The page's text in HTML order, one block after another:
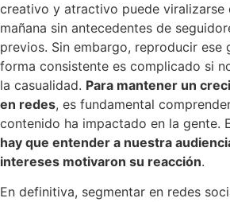
creativo y atractivo puede viralizarse
mañana sin antecedentes de
previos. Sin embargo, reproducir ese
forma consistente es complicado si
la casualidad. Para mantener un
en redes, es fundamental
contenido ha impactado en la gente.
hay que entender a nuestra
intereses motivaron su reacción.
En definitiva, segmentar en redes